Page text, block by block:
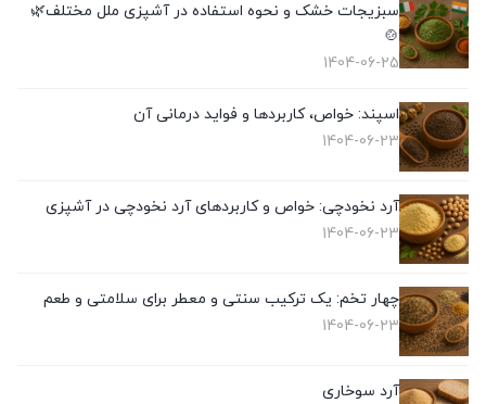
سبزیجات خشک و نحوه استفاده در آشپزی ملل مختلف🌿
🍲
1404-06-25
اسپند: خواص، کاربردها و فواید درمانی آن
1404-06-23
آرد نخودچی: خواص و کاربردهای آرد نخودچی در آشپزی
1404-06-23
چهار تخم: یک ترکیب سنتی و معطر برای سلامتی و طعم
1404-06-23
آرد سوخاری